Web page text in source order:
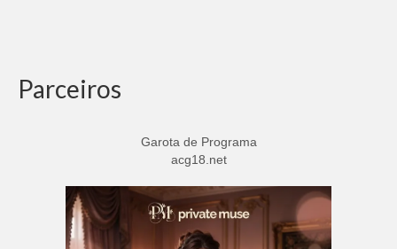
Parceiros
Garota de Programa
acg18.net